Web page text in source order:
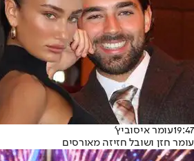
19:47עומר איסוביץ'
עומר חזן ושובל חזיזה מאורסים